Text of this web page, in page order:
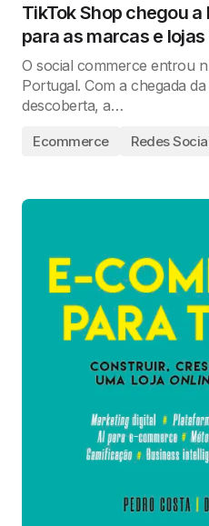
TikTok Shop chegou
para as marcas e lojas
O social commerce entrou
Portugal. Com a chegada
descoberta, a…
Ecommerce Redes